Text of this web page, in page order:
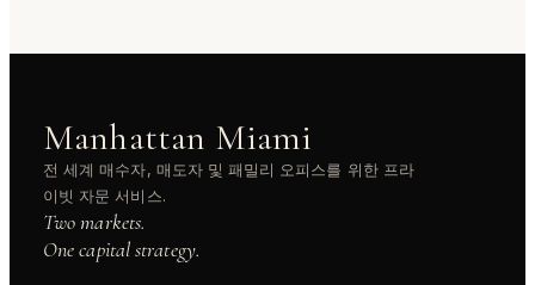
Manhattan Miami
전 세계 매수자, 매도자 및 패밀리 오피스를 위한 프라
이빗 자문 서비스.
Two markets.
One capital strategy.